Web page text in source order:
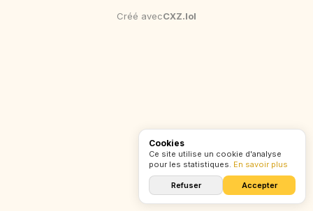
Créé avecCXZ.lol
Cookies
Ce site utilise un cookie d'analyse
pour les statistiques. En savoir plus
Refuser Accepter